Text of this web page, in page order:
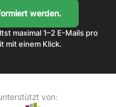
maximal 1–2 E-Mails pro
mit einem Klick.
von: